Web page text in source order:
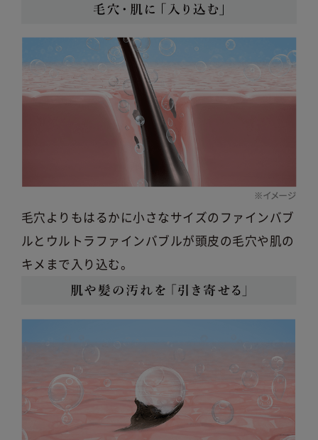
毛穴よりもはるかに小さなサイズのファインバブ
ルとウルトラファインバブルが頭皮の毛穴や肌の
キメまで入り込む。